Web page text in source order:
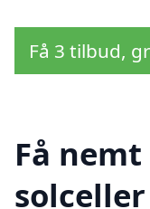
Få 3 tilbud,
Få